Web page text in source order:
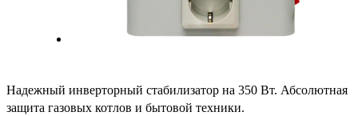
Надежный инверторный стабилизатор на 350 Вт. Абсолютная
защита газовых котлов и бытовой техники.